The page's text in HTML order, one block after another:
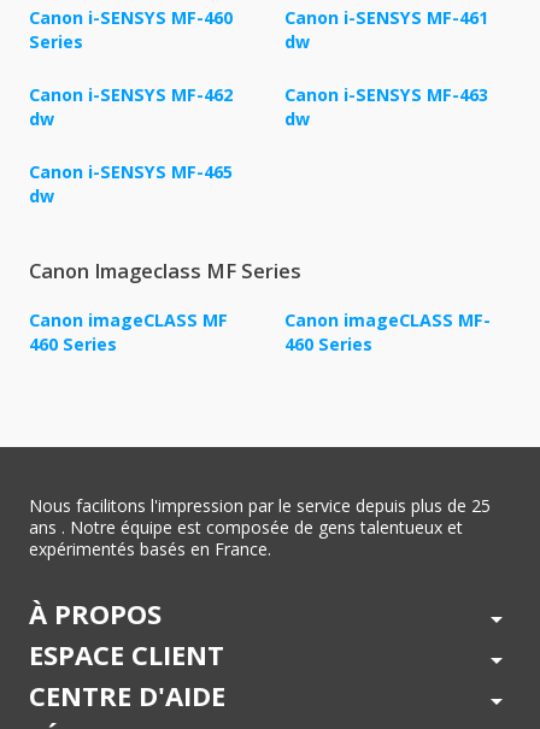
Canon i-SENSYS MF-460
Series
Canon i-SENSYS MF-461
dw
Canon i-SENSYS MF-462
dw
Canon i-SENSYS MF-463
dw
Canon i-SENSYS MF-465
dw
Canon Imageclass MF Series
Canon imageCLASS MF
460 Series
Canon imageCLASS MF-
460 Series
Nous facilitons l'impression par le service depuis plus de 25
ans . Notre équipe est composée de gens talentueux et
expérimentés basés en France.
À PROPOS arrow_drop_down
ESPACE CLIENT arrow_drop_down
CENTRE D'AIDE arrow_drop_down